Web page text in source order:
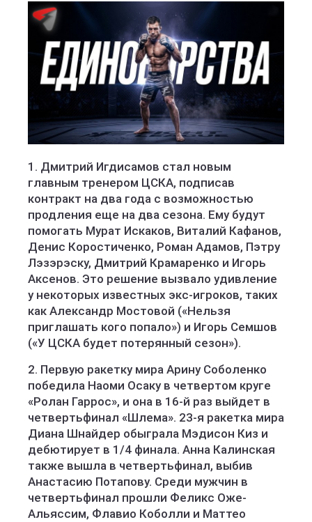
1. Дмитрий Игдисамов стал новым
главным тренером ЦСКА, подписав
контракт на два года с возможностью
продления еще на два сезона. Ему будут
помогать Мурат Искаков, Виталий Кафанов,
Денис Коростиченко, Роман Адамов, Пэтру
Лэзэрэску, Дмитрий Крамаренко и Игорь
Аксенов. Это решение вызвало удивление
у некоторых известных экс-игроков, таких
как Александр Мостовой («Нельзя
приглашать кого попало») и Игорь Семшов
(«У ЦСКА будет потерянный сезон»).
2. Первую ракетку мира Арину Соболенко
победила Наоми Осаку в четвертом круге
«Ролан Гаррос», и она в 16-й раз выйдет в
четвертьфинал «Шлема». 23-я ракетка мира
Диана Шнайдер обыграла Мэдисон Киз и
дебютирует в 1/4 финала. Анна Калинская
также вышла в четвертьфинал, выбив
Анастасию Потапову. Среди мужчин в
четвертьфинал прошли Феликс Оже-
Альяссим, Флавио Коболли и Маттео